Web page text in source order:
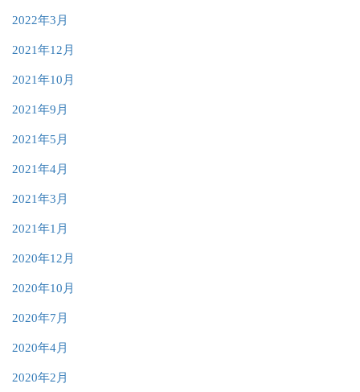
2022年3月
2021年12月
2021年10月
2021年9月
2021年5月
2021年4月
2021年3月
2021年1月
2020年12月
2020年10月
2020年7月
2020年4月
2020年2月